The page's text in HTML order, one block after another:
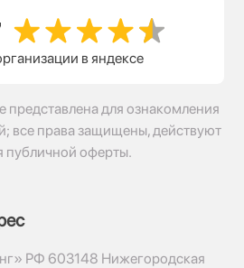
в яндексе
для ознакомления
все права защищены, действуют
публичной оферты.
РФ 603148 Нижегородская